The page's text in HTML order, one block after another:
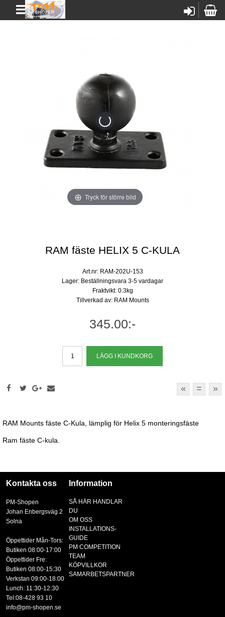
Tryck för större bild
RAM fäste HELIX 5 C-KULA
Art.nr: RAM-202U-153
Lager: Beställningsvara 3-5 vardagar
Fraktvikt: 0.3kg
Tillverkad av: RAM Mounts
345.00:-
« = »
RAM Mounts fäste C-Kula, lämplig för Helix 5 monteringsfäste
Ram fäste C-kula.
Kontakta oss
PM-Shopen
Johan Enbergsväg 2
Solna
Öppettider Mån-Tors:
Butiken 08:00-17:00
Öppettider Fre:
Butiken 08:00-15:30
Verkstan 09:00-18:00
Lunch: 11:30-12:30
Tel:08-428 93 10
info@pm-shopen.se
Information
SÅ HÄR HANDLAR
DU
OM OSS
INSTALLATIONS-
GUIDE
PM COMPETITION
TEAM
KÖPVILLKOR
SAMARBETSPARTNER